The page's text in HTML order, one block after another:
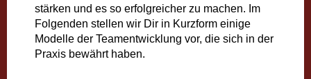
stärken und es so erfolgreicher zu machen. Im
Folgenden stellen wir Dir in Kurzform einige
Modelle der Teamentwicklung vor, die sich in der
Praxis bewährt haben.